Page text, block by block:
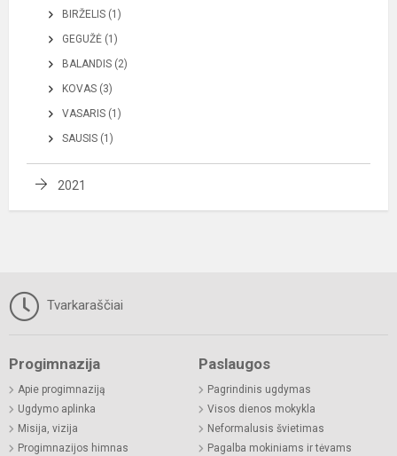
BIRŽELIS (1)
GEGUŽĖ (1)
BALANDIS (2)
KOVAS (3)
VASARIS (1)
SAUSIS (1)
2021
Tvarkaraščiai
Progimnazija
Apie progimnaziją
Ugdymo aplinka
Misija, vizija
Progimnazijos himnas
Paslaugos
Pagrindinis ugdymas
Visos dienos mokykla
Neformalusis švietimas
Pagalba mokiniams ir tėvams